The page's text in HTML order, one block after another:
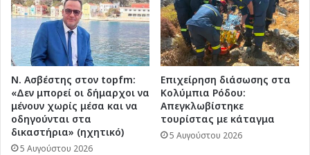
Ν. Ασβέστης στον topfm:
«Δεν μπορεί οι δήμαρχοι να
μένουν χωρίς μέσα και να
οδηγούνται στα
δικαστήρια» (ηχητικό)
5 Αυγούστου 2026
Επιχείρηση διάσωσης στα
Κολύμπια Ρόδου:
Απεγκλωβίστηκε
τουρίστας με κάταγμα
5 Αυγούστου 2026